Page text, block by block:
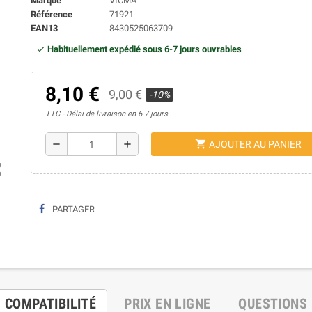
Référence
71921
EAN13
8430525063709
Habituellement expédié sous 6-7 jours ouvrables
8,10 € 9,00 € -10%
TTC Délai de livraison en 6-7 jours
remove add shopping_cart AJOUTER AU PANIER
PARTAGER
COMPATIBILITÉ PRIX EN LIGNE QUESTIONS